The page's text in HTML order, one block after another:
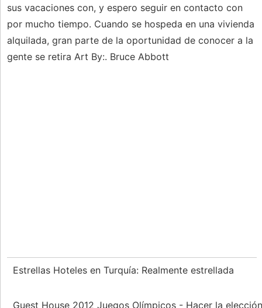
sus vacaciones con, y espero seguir en contacto con
por mucho tiempo. Cuando se hospeda en una vivienda
alquilada, gran parte de la oportunidad de conocer a la
gente se retira Art By:. Bruce Abbott
Estrellas Hoteles en Turquía: Realmente estrellada
Guest House 2012 Juegos Olímpicos - Hacer la